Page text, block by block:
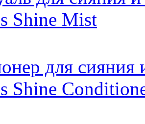
Shine Mist
для сияния
Shine